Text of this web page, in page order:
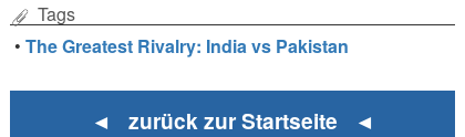
Tags
•The Greatest Rivalry: India vs Pakistan
◄ zurück zur Startseite ◄